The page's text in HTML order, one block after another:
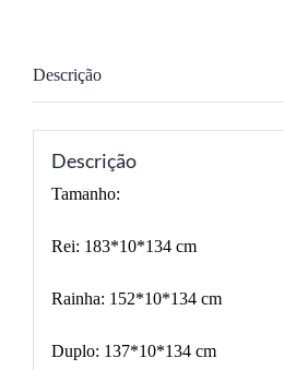
Descrição
Descrição
Tamanho:
Rei: 183*10*134 cm
Rainha: 152*10*134 cm
Duplo: 137*10*134 cm